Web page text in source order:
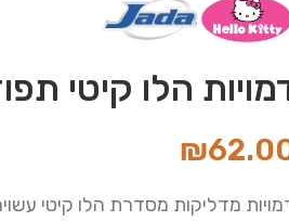
הלו קיטי
₪
מדליקות מסדרת הלו קיטי